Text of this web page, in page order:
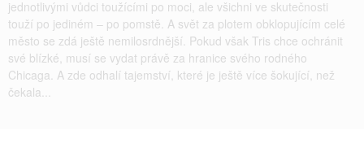
jednotlivými vůdci toužícími po moci, ale všichni ve skutečnosti
touží po jediném – po pomstě. A svět za plotem obklopujícím celé
město se zdá ještě nemilosrdnější. Pokud však Tris chce ochránit
své blízké, musí se vydat právě za hranice svého rodného
Chicaga. A zde odhalí tajemství, které je ještě více šokující, než
čekala...